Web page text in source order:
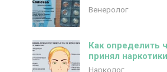
Венеролог
Как определить
принял наркотики
Нарколог